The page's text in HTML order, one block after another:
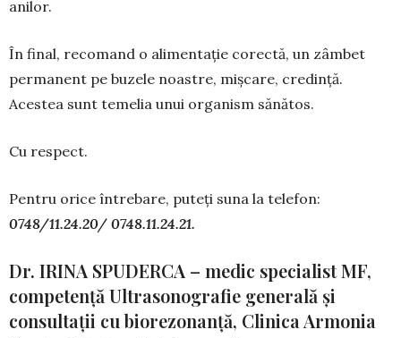
anilor.
În final, recomand o alimentaţie corectă, un zâm­bet
permanent pe buzele noastre, mişcare, cre­dinţă.
Acestea sunt temelia unui organism sănătos.
Cu respect.
Pentru orice întrebare, puteţi suna la telefon:
0748/11.24.20/ 0748.11.24.21.
Dr. IRINA SPUDERCA – medic specialist MF,
competență Ultrasonografie generală și
consultații cu biorezonanță, Clinica Armonia